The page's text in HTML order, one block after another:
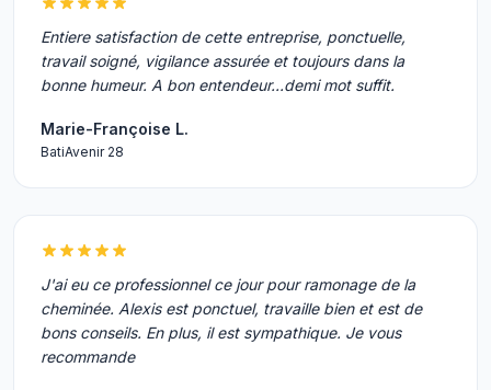
Entiere satisfaction de cette entreprise, ponctuelle,
travail soigné, vigilance assurée et toujours dans la
bonne humeur. A bon entendeur...demi mot suffit.
Marie-Françoise L.
BatiAvenir 28
J'ai eu ce professionnel ce jour pour ramonage de la
cheminée. Alexis est ponctuel, travaille bien et est de
bons conseils. En plus, il est sympathique. Je vous
recommande